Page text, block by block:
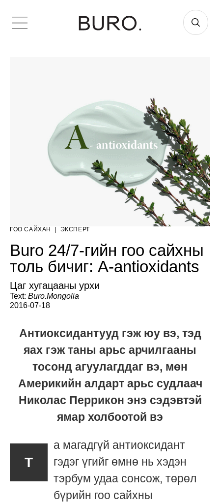
ГОО САЙХАН | ЭКСПЕРТ
Buro 24/7-гийн гоо сайхны
толь бичиг: A-antioxidants
Цаг хугацааны урхи
Text: Buro.Mongolia
2016-07-18
Антиоксидантууд гэж юу вэ, тэд
яах гэж таны арьс арчилгааны
тосонд агуулагддаг вэ, мөн
Америкийн алдарт арьс судлаач
Николас Перрикон энэ сэдэвтэй
ямар холбоотой вэ
Т
а магадгүй антиоксидант
гэдэг үгийг өмнө нь хэдэн
тэрбум удаа сонсож, төрөл
бүрийн гоо сайхны